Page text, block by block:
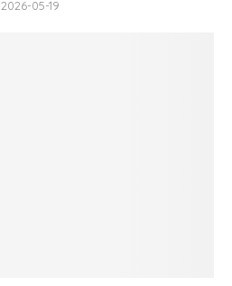
2026-05-19